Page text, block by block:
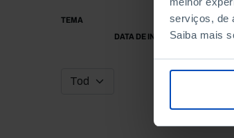
serviços, de
Saiba mais
TEMA
DATA DE INÍCIO